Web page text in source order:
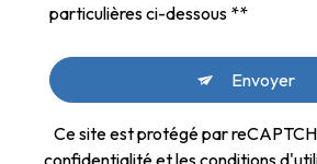
particulières ci-dessous **
Envoyer
Ce site est protégé par